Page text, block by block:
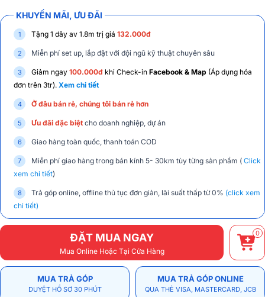
KHUYẾN MÃI, ƯU ĐÃI
Tặng 1 dây av 1.8m trị giá 132.000đ
Miễn phí set up, lắp đặt với đội ngũ kỹ thuật chuyên sâu
Giảm ngay 100.000đ khi Check-in Facebook & Map (Áp dụng hóa
đơn trên 3tr). Xem chi tiết
Ở đâu bán rẻ, chúng tôi bán rẻ hơn
Ưu đãi đặc biệt cho doanh nghiệp, dự án
Giao hàng toàn quốc, thanh toán COD
Miễn phí giao hàng trong bán kính 5- 30km tùy từng sản phẩm ( Click
xem chi tiết)
Trả góp online, offline thủ tục đơn giản, lãi suất thấp từ 0% (click xem
chi tiết)
ĐẶT MUA NGAY
Mua Online Hoặc Tại Cửa Hàng
0
MUA TRẢ GÓP
DUYỆT HỒ SƠ 30 PHÚT
MUA TRẢ GÓP ONLINE
QUA THẺ VISA, MASTERCARD, JCB